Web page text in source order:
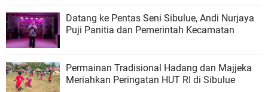
Datang ke Pentas Seni Sibulue, Andi Nurjaya
Puji Panitia dan Pemerintah Kecamatan
Permainan Tradisional Hadang dan Majjeka
Meriahkan Peringatan HUT RI di Sibulue